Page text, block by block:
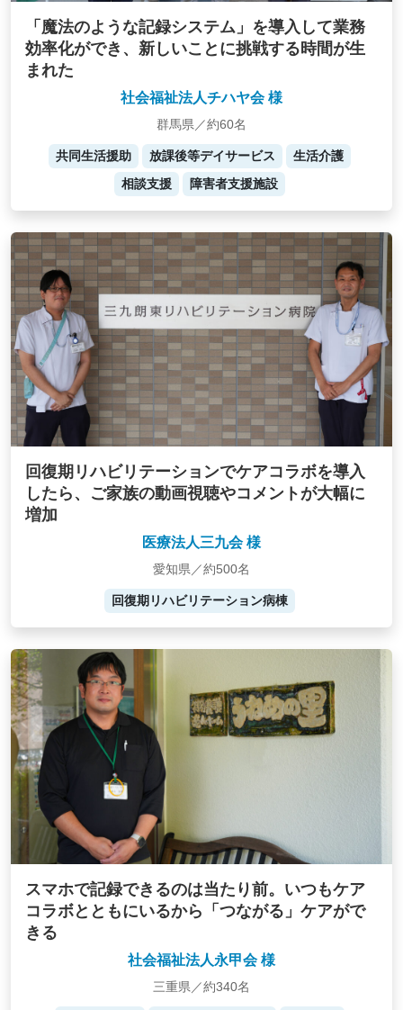
「魔法のような記録システム」を導入して業務
効率化ができ、新しいことに挑戦する時間が生
まれた
社会福祉法人チハヤ会 様
群馬県／約60名
共同生活援助 放課後等デイサービス
生活介護
相談支援
障害者支援施設
回復期リハビリテーションでケアコラボを導入
したら、ご家族の動画視聴やコメントが大幅に
増加
医療法人三九会 様
愛知県／約500名
回復期リハビリテーション病棟
スマホで記録できるのは当たり前。いつもケア
コラボとともにいるから「つながる」ケアがで
きる
社会福祉法人永甲会 様
三重県／約340名